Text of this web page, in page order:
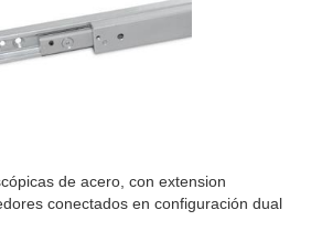
de acero, con extension
conectados en configuración dual